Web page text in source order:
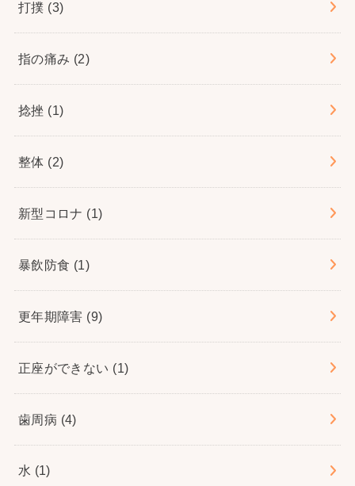
打撲 (3)
指の痛み (2)
捻挫 (1)
整体 (2)
新型コロナ (1)
暴飲防食 (1)
更年期障害 (9)
正座ができない (1)
歯周病 (4)
水 (1)